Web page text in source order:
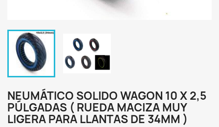
NEUMÁTICO SOLIDO WAGON 10 X 2,5
PÚLGADAS ( RUEDA MACIZA MUY
LIGERA PARA LLANTAS DE 34MM )